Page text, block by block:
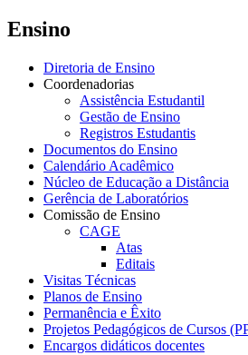
Ensino
Diretoria de Ensino
Coordenadorias
Assistência Estudantil
Gestão de Ensino
Registros Estudantis
Documentos do Ensino
Calendário Acadêmico
Núcleo de Educação a Distância
Gerência de Laboratórios
Comissão de Ensino
CAGE
Atas
Editais
Visitas Técnicas
Planos de Ensino
Permanência e Êxito
Projetos Pedagógicos de Cursos
Encargos didáticos docentes